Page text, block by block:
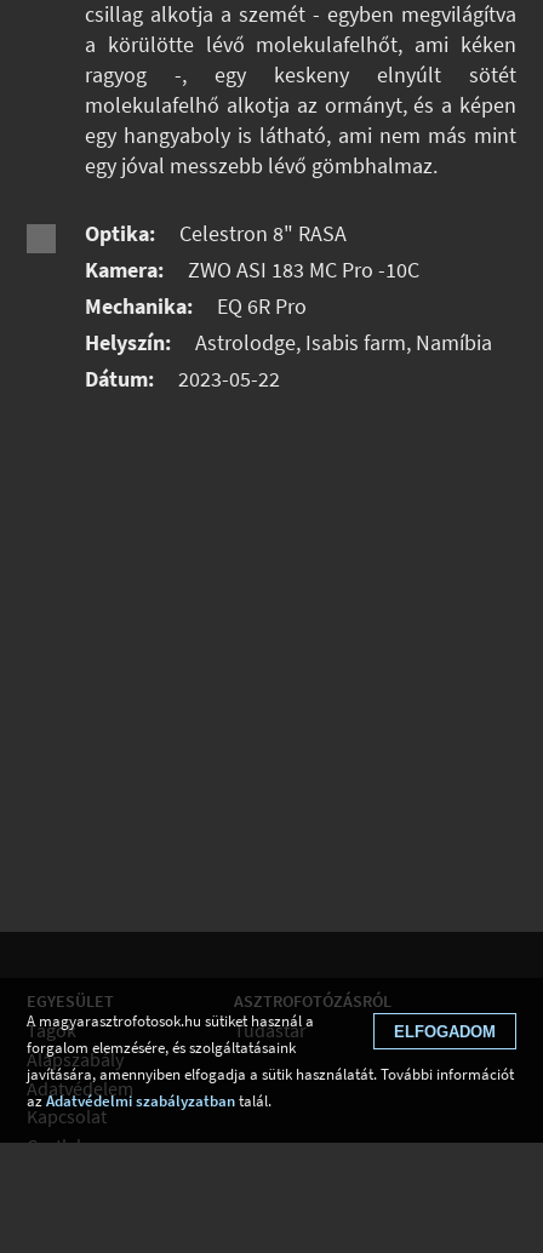
csillag alkotja a szemét - egyben megvilágítva
a körülötte lévő molekulafelhőt, ami kéken
ragyog -, egy keskeny elnyúlt sötét
molekulafelhő alkotja az ormányt, és a képen
egy hangyaboly is látható, ami nem más mint
egy jóval messzebb lévő gömbhalmaz.
Optika:
Celestron 8" RASA
Kamera:
ZWO ASI 183 MC Pro -10C
Mechanika:
EQ 6R Pro
Helyszín:
Astrolodge, Isabis farm, Namíbia
Dátum:
2023-05-22
EGYESÜLET
Tagok
Alapszabály
Adatvédelem
Kapcsolat
Csatlakozom
ASZTROFOTÓZÁSRÓL
Tudástár ELFOGADOM
A magyarasztrofotosok.hu sütiket használ a
forgalom elemzésére, és szolgáltatásaink
javítására, amennyiben elfogadja a sütik használatát. További információt
azAdatvédelmi szabályzatbantalál.